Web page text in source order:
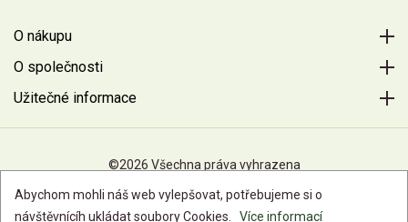
O nákupu
O společnosti
Užitečné informace
©2026 Všechna práva vyhrazena
Abychom mohli náš web vylepšovat, potřebujeme si o
návštěvnícíh ukládat soubory Cookies.
Více informací